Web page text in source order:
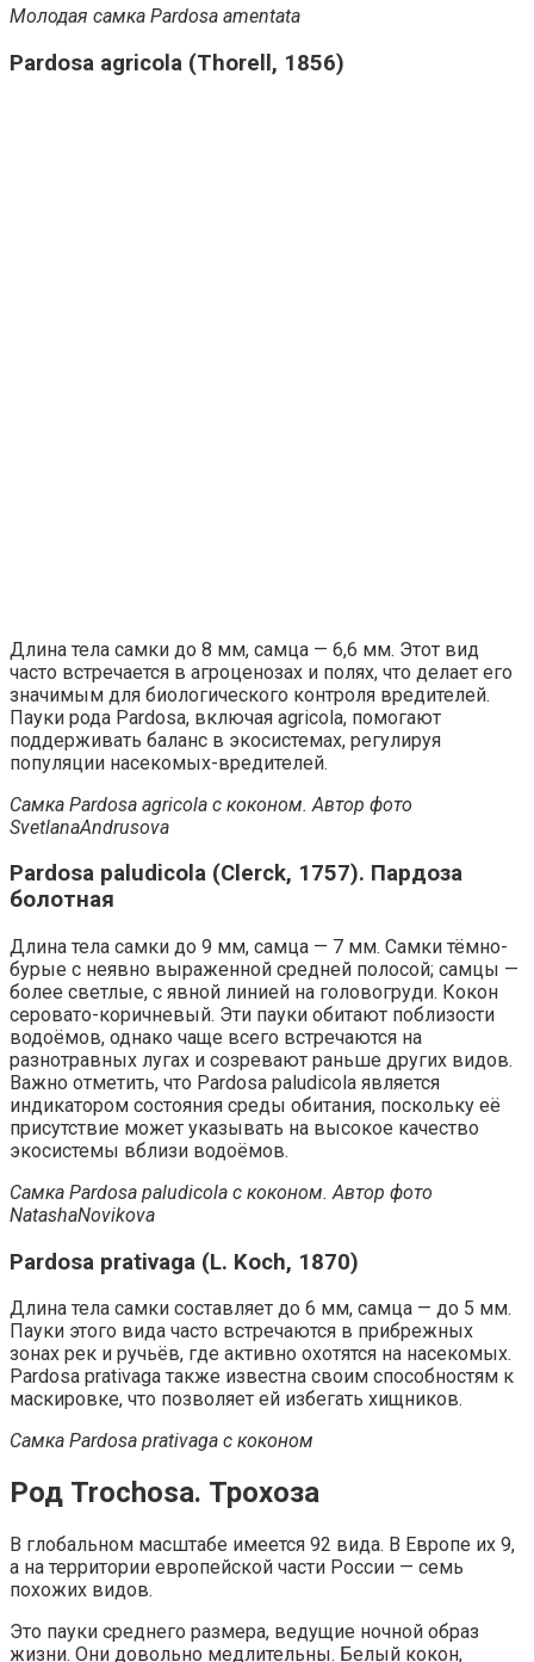
Молодая самка Pardosa amentata
Pardosa agricola (Thorell, 1856)
Длина тела самки до 8 мм, самца — 6,6 мм. Этот вид
часто встречается в агроценозах и полях, что делает его
значимым для биологического контроля вредителей.
Пауки рода Pardosa, включая agricola, помогают
поддерживать баланс в экосистемах, регулируя
популяции насекомых-вредителей.
Самка Pardosa agricola с коконом. Автор фото
SvetlanaAndrusova
Pardosa paludicola (Clerck, 1757). Пардоза
болотная
Длина тела самки до 9 мм, самца — 7 мм. Самки тёмно-
бурые с неявно выраженной средней полосой; самцы —
более светлые, с явной линией на головогруди. Кокон
серовато-коричневый. Эти пауки обитают поблизости
водоёмов, однако чаще всего встречаются на
разнотравных лугах и созревают раньше других видов.
Важно отметить, что Pardosa paludicola является
индикатором состояния среды обитания, поскольку её
присутствие может указывать на высокое качество
экосистемы вблизи водоёмов.
Самка Pardosa paludicola с коконом. Автор фото
NatashaNovikova
Pardosa prativaga (L. Koch, 1870)
Длина тела самки составляет до 6 мм, самца — до 5 мм.
Пауки этого вида часто встречаются в прибрежных
зонах рек и ручьёв, где активно охотятся на насекомых.
Pardosa prativaga также известна своим способностям к
маскировке, что позволяет ей избегать хищников.
Самка Pardosa prativaga с коконом
Род Trochosa. Трохоза
В глобальном масштабе имеется 92 вида. В Европе их 9,
а на территории европейской части России — семь
похожих видов.
Это пауки среднего размера, ведущие ночной образ
жизни. Они довольно медлительны. Белый кокон,